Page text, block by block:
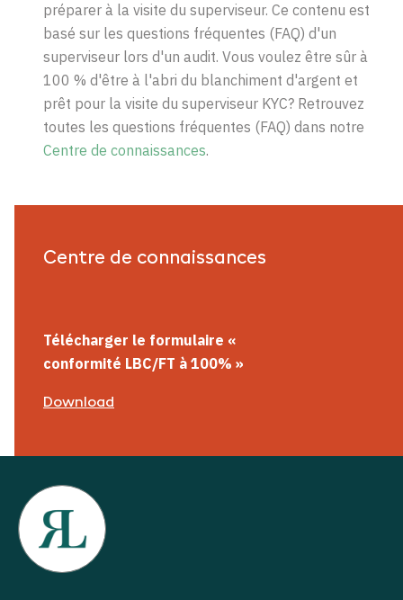
préparer à la visite du superviseur. Ce contenu est
basé sur les questions fréquentes (FAQ) d'un
superviseur lors d'un audit. Vous voulez être sûr à
100 % d'être à l'abri du blanchiment d'argent et
prêt pour la visite du superviseur KYC? Retrouvez
toutes les questions fréquentes (FAQ) dans notre
Centre de connaissances.
Centre de connaissances
Télécharger le formulaire «
conformité LBC/FT à 100% »
Download